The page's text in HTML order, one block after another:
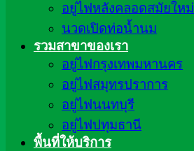
อยู่ไฟหลังคลอดสมัยใหม่
นวดเปิดท่อน้ำนม
รวมสาขาของเรา
อยู่ไฟกรุงเทพมหานคร
อยู่ไฟสมุทรปราการ
อยู่ไฟนนทบุรี
อยู่ไฟปทุมธานี
พื้นที่ให้บริการ